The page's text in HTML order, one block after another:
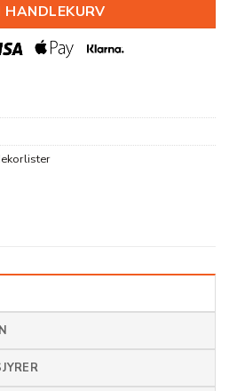
HANDLEKURV